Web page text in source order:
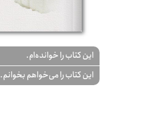
این کتاب را خوانده‌ام.
این کتاب را می‌خواهم بخوانم.